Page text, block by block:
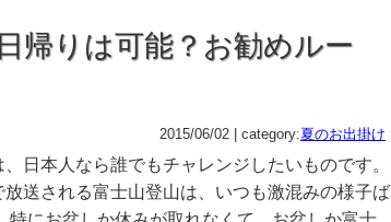
帰りは可能？お勧めルー
2015/06/02 | category:夏のお出掛け
日本人なら誰でもチャレンジしたいものです。
放送される富士山登山は、いつも激混みの様子ば